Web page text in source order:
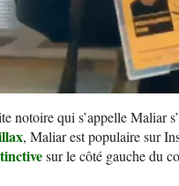
notoire qui s’appelle Maliar
, Maliar est populaire sur
sur le côté gauche du